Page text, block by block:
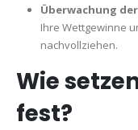
Überwachung
Ihre Wettgewinne
nachvollziehen.
Wie
fest?